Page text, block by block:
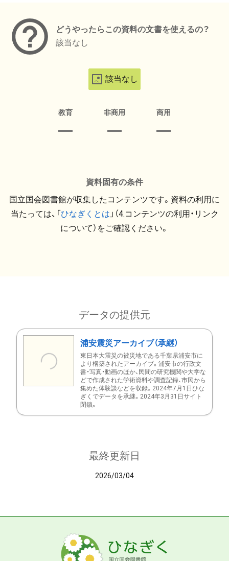
どうやったらこの資料の文書を使えるの？
該当なし
該当なし
教育 非商用 商用
資料固有の条件
国立国会図書館が収集したコンテンツです。資料の利用に
当たっては、「ひなぎくとは 」（4.コンテンツの利用・リンク
について）をご確認ください。
データの提供元
浦安震災アーカイブ（承継）
東日本大震災の被災地である千葉県浦安市に
より構築されたアーカイブ。浦安市の行政文
書・写真・動画のほか、民間の研究機関や大学な
どで作成された学術資料や調査記録、市民から
集めた体験談などを収録。2024年7月1日ひな
ぎくでデータを承継。2024年3月31日サイト
閉鎖。
最終更新日
2026/03/04